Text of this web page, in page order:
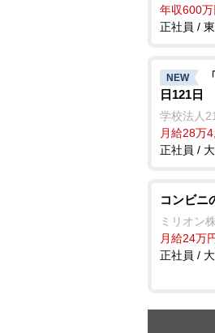
年収600
正社員 /
NEW
日121日
学校法人
月給28万
正社員 /
コンビニ
ミリオン
月給24万
正社員 /